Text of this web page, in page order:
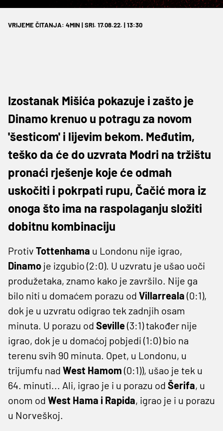
VRIJEME ČITANJA: 4MIN | SRI. 17.08.22. | 13:30
Izostanak Mišića pokazuje i zašto je
Dinamo krenuo u potragu za novom
'šesticom' i lijevim bekom. Međutim,
teško da će do uzvrata Modri na tržištu
pronaći rješenje koje će odmah
uskočiti i pokrpati rupu, Čačić mora iz
onoga što ima na raspolaganju složiti
dobitnu kombinaciju
Protiv Tottenhama u Londonu nije igrao,
Dinamo je izgubio (2:0). U uzvratu je ušao uoči
produžetaka, znamo kako je završilo. Nije ga
bilo niti u domaćem porazu od Villarreala (0:1),
dok je u uzvratu odigrao tek zadnjih osam
minuta. U porazu od Seville(3:1) također nije
igrao, dok je u domaćoj pobjedi (1:0) bio na
terenu svih 90 minuta. Opet, u Londonu, u
trijumfu nad West Hamom (0:1)), ušao je tek u
64. minuti... Ali, igrao je i u porazu od Šerifa, u
onom od West Hama i Rapida, igrao je i u porazu
u Norveškoj.